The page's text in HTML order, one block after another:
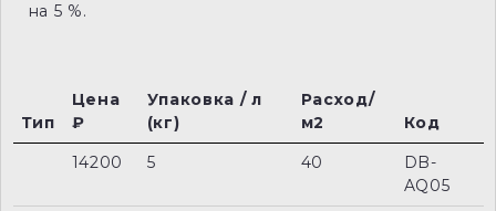
на 5 %.
Тип
Цена
₽
Упаковка / л
(кг)
Расход/
м2
Код
14200
5 40
DB-
AQ05